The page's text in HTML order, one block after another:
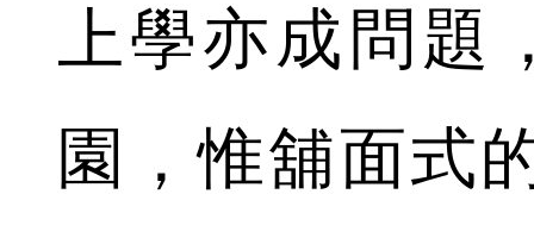
上學亦成問題
園，惟舖面式